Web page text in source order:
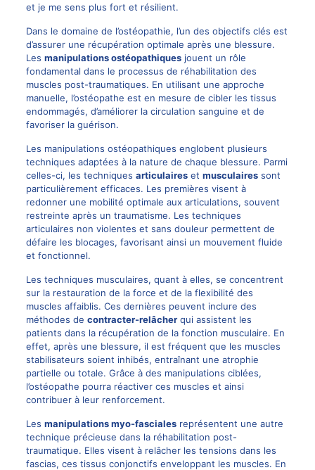
et je me sens plus fort et résilient.
Dans le domaine de l’ostéopathie, l’un des objectifs clés est
d’assurer une récupération optimale après une blessure.
Les manipulations ostéopathiquesjouent un rôle
fondamental dans le processus de réhabilitation des
muscles post-traumatiques. En utilisant une approche
manuelle, l’ostéopathe est en mesure de cibler les tissus
endommagés, d’améliorer la circulation sanguine et de
favoriser la guérison.
Les manipulations ostéopathiques englobent plusieurs
techniques adaptées à la nature de chaque blessure. Parmi
celles-ci, les techniques articulaireset musculairessont
particulièrement efficaces. Les premières visent à
redonner une mobilité optimale aux articulations, souvent
restreinte après un traumatisme. Les techniques
articulaires non violentes et sans douleur permettent de
défaire les blocages, favorisant ainsi un mouvement fluide
et fonctionnel.
Les techniques musculaires, quant à elles, se concentrent
sur la restauration de la force et de la flexibilité des
muscles affaiblis. Ces dernières peuvent inclure des
méthodes de contracter-relâcherqui assistent les
patients dans la récupération de la fonction musculaire. En
effet, après une blessure, il est fréquent que les muscles
stabilisateurs soient inhibés, entraînant une atrophie
partielle ou totale. Grâce à des manipulations ciblées,
l’ostéopathe pourra réactiver ces muscles et ainsi
contribuer à leur renforcement.
Les manipulations myo-fascialesreprésentent une autre
technique précieuse dans la réhabilitation post-
traumatique. Elles visent à relâcher les tensions dans les
fascias, ces tissus conjonctifs enveloppant les muscles. En